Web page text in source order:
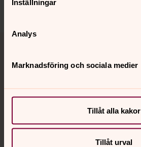
Inställningar
Analys
Marknadsföring och sociala medier
Tillåt alla kakor
Tillåt urval
Tillbaka till toppen
Tillbaka till innehållet
Kontakt
Kalender